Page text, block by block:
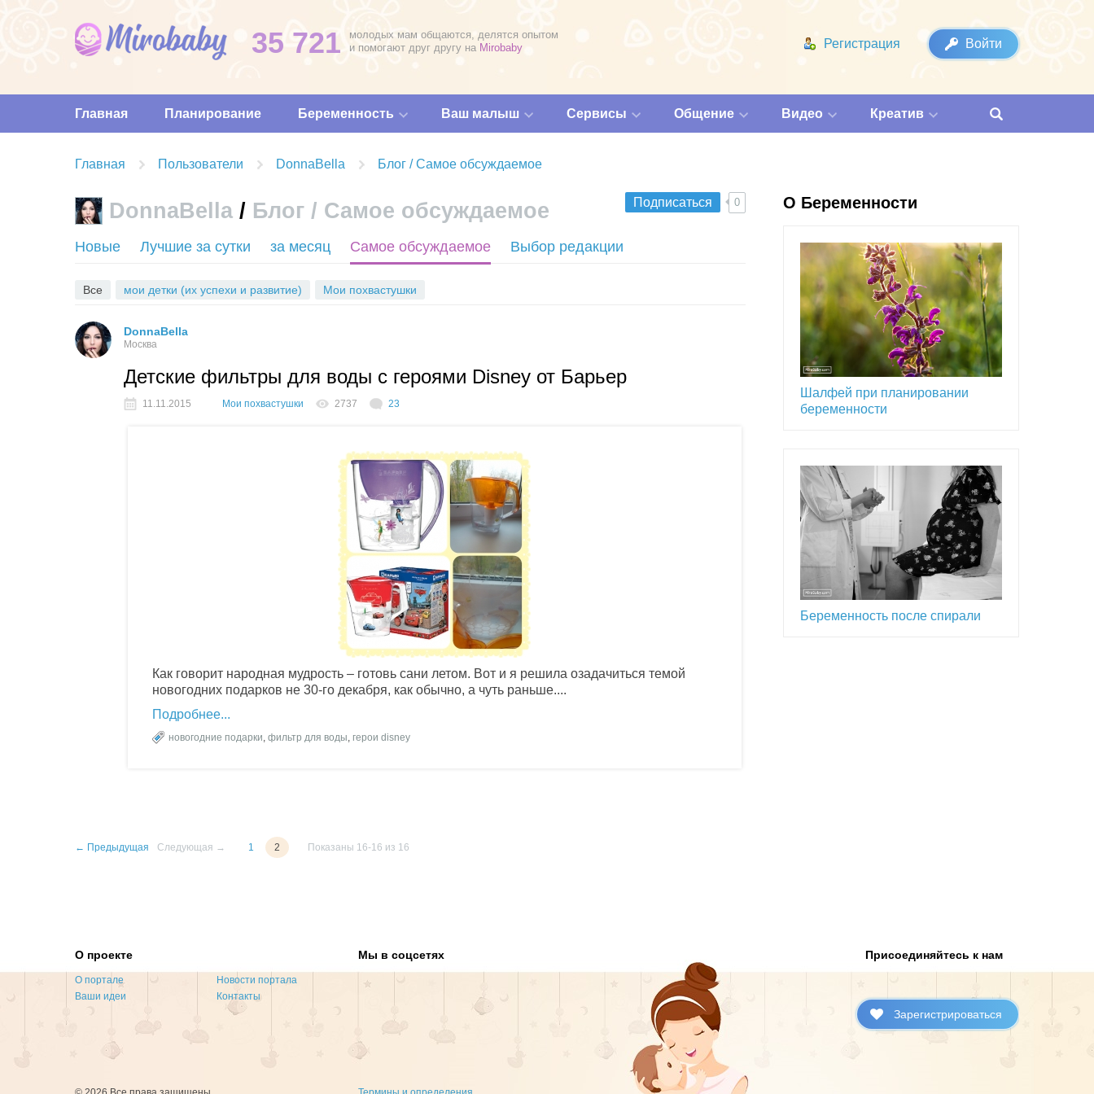
35 721
молодых мам общаются, делятся опытом
и помогают друг другу на Mirobaby Регистрация Войти
Главная Планирование Беременность Ваш малыш Сервисы Общение Видео Креатив
Главная Пользователи DonnaBella Блог / Самое обсуждаемое
Подписаться 0
DonnaBella / Блог / Самое обсуждаемое
S
Новые Лучшие за сутки за месяц Самое обсуждаемое Выбор редакции
Все мои детки (их успехи и развитие) Мои похвастушки
DonnaBella
Москва
Детские фильтры для воды с героями Disney от Барьер
11.11.2015 Мои похвастушки 2737 23
Как говорит народная мудрость – готовь сани летом. Вот и я решила озадачиться темой
новогодних подарков не 30-го декабря, как обычно, а чуть раньше....
Подробнее
новогодние подарки, фильтр для воды, герои disney
← Предыдущая Следующая → 1 2 Показаны 16-16 из 16
О Беременности
Шалфей при планировании
беременности
Беременность после спирали
О проекте
О портале
Новости портала
Ваши идеи
Контакты
Мы в соцсетях Присоединяйтесь к нам
Зарегистрироваться